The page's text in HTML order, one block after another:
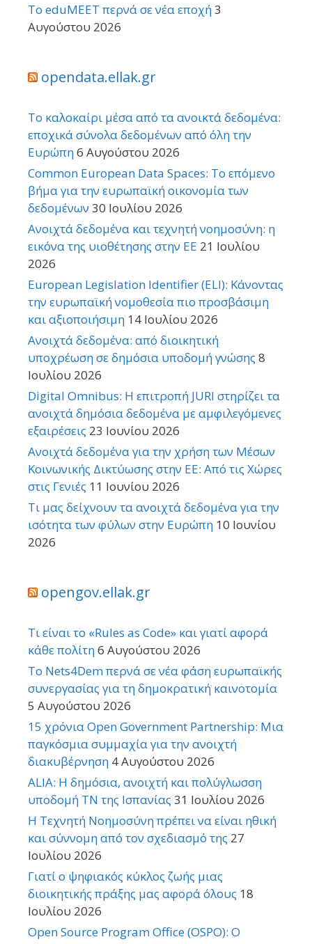
Το eduMEET περνά σε νέα εποχή3
Αυγούστου 2026
opendata.ellak.gr
Το καλοκαίρι μέσα από τα ανοικτά δεδομένα:
εποχικά σύνολα δεδομένων από όλη την
Ευρώπη6 Αυγούστου 2026
Common European Data Spaces: Το επόμενο
βήμα για την ευρωπαϊκή οικονομία των
δεδομένων 30 Ιουλίου 2026
Ανοιχτά δεδομένα και τεχνητή νοημοσύνη: η
εικόνα της υιοθέτησης στην ΕΕ 21 Ιουλίου
2026
European Legislation Identifier (ELI): Κάνοντας
την ευρωπαϊκή νομοθεσία πιο προσβάσιμη
και αξιοποιήσιμη 14 Ιουλίου 2026
Ανοιχτά δεδομένα: από διοικητική
υποχρέωση σε δημόσια υποδομή γνώσης 8
Ιουλίου 2026
Digital Omnibus: Η επιτροπή JURI στηρίζει τα
ανοιχτά δημόσια δεδομένα με αμφιλεγόμενες
εξαιρέσεις 23 Ιουνίου 2026
Ανοιχτά δεδομένα για την χρήση των Μέσων
Κοινωνικής Δικτύωσης στην ΕΕ: Από τις Χώρες
στις Γενιές 11 Ιουνίου 2026
Τι μας δείχνουν τα ανοιχτά δεδομένα για την
ισότητα των φύλων στην Ευρώπη 10 Ιουνίου
2026
opengov.ellak.gr
Τι είναι το «Rules as Code» και γιατί αφορά
κάθε πολίτη6 Αυγούστου 2026
Το Nets4Dem περνά σε νέα φάση ευρωπαϊκής
συνεργασίας για τη δημοκρατική καινοτομία
5 Αυγούστου 2026
15 χρόνια Open Government Partnership: Μια
παγκόσμια συμμαχία για την ανοιχτή
διακυβέρνηση 4 Αυγούστου 2026
ALIA: Η δημόσια, ανοιχτή και πολύγλωσση
υποδομή ΤΝ της Ισπανίας 31 Ιουλίου 2026
Η Τεχνητή Νοημοσύνη πρέπει να είναι ηθική
και σύννομη από τον σχεδιασμό της 27
Ιουλίου 2026
Γιατί ο ψηφιακός κύκλος ζωής μιας
διοικητικής πράξης μας αφορά όλους 18
Ιουλίου 2026
Open Source Program Office (OSPO): Ο